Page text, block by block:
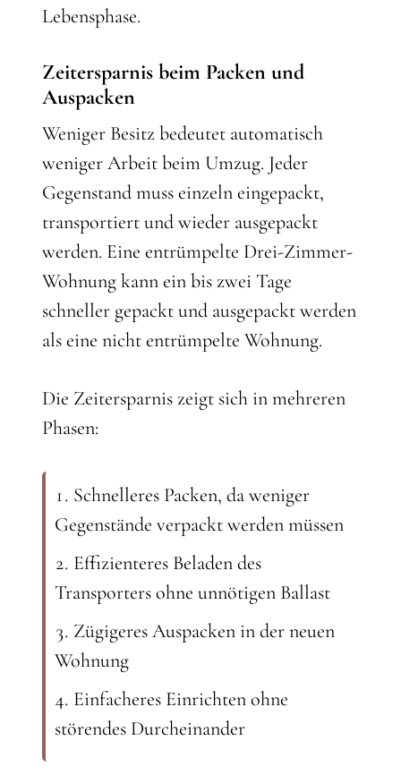
Lebensphase.
Zeitersparnis beim Packen und
Auspacken
Weniger Besitz bedeutet automatisch
weniger Arbeit beim Umzug. Jeder
Gegenstand muss einzeln eingepackt,
transportiert und wieder ausgepackt
werden. Eine entrümpelte Drei-Zimmer-
Wohnung kann ein bis zwei Tage
schneller gepackt und ausgepackt werden
als eine nicht entrümpelte Wohnung.
Die Zeitersparnis zeigt sich in mehreren
Phasen:
Schnelleres Packen, da weniger
Gegenstände verpackt werden müssen
Effizienteres Beladen des
Transporters ohne unnötigen Ballast
Zügigeres Auspacken in der neuen
Wohnung
Einfacheres Einrichten ohne
störendes Durcheinander